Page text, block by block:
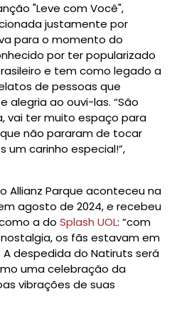
"Leve com Você",
justamente por
para o momento do
por ter popularizado
e tem como legado a
de pessoas que
alegria ao ouvi-las. “São
vai ter muito espaço para
não pararam de tocar
um carinho especial!”,
Allianz Parque aconteceu na
agosto de 2024, e recebeu
a do Splash UOL: “com
os fãs estavam em
despedida do Natiruts será
uma celebração da
vibrações de suas